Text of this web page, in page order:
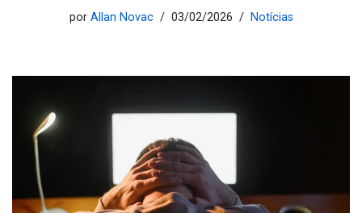
por Allan Novac 03/02/2026 Notícias